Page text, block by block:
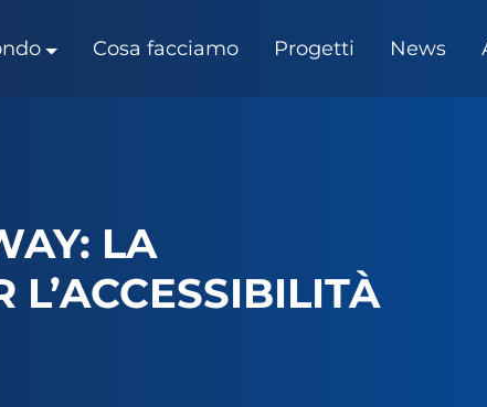
Cosa facciamo Progetti News
LA
L’ACCESSIBILITÀ